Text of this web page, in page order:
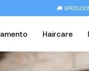
🚚
Haircare